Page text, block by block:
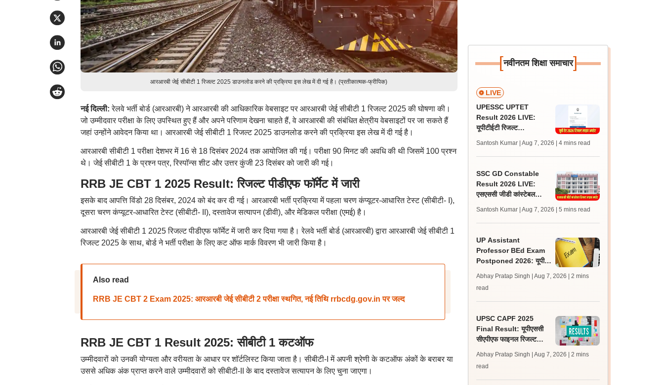
आरआरबी जेई सीबीटी 1 रिजल्ट 2025 डाउनलोड करने की प्रक्रिया इस लेख में दी गई है। (प्रतीकात्मक-फ्रीपिक)
नई दिल्ली:रेलवे भर्ती बोर्ड (आरआरबी) ने आरआरबी की आधिकारिक वेबसाइट पर आरआरबी जेई सीबीटी 1 रिजल्ट 2025 की घोषणा की।
जो उम्मीदवार परीक्षा के लिए उपस्थित हुए हैं और अपने परिणाम देखना चाहते हैं, वे आरआरबी की संबंधित क्षेत्रीय वेबसाइटों पर जा सकते हैं
जहां उन्होंने आवेदन किया था। आरआरबी जेई सीबीटी 1 रिजल्ट 2025 डाउनलोड करने की प्रक्रिया इस लेख में दी गई है।
आरआरबी सीबीटी 1 परीक्षा देशभर में 16 से 18 दिसंबर 2024 तक आयोजित की गई। परीक्षा 90 मिनट की अवधि की थी जिसमें 100 प्रश्न
थे। जेई सीबीटी 1 के प्रश्न पत्र, रिस्पॉन्स शीट और उत्तर कुंजी 23 दिसंबर को जारी की गई।
RRB JE CBT 1 2025 Result: रिजल्ट पीडीएफ फॉर्मेट में जारी
इसके बाद आपत्ति विंडो 28 दिसंबर, 2024 को बंद कर दी गई। आरआरबी भर्ती प्रक्रिया में पहला चरण कंप्यूटर-आधारित टेस्ट (सीबीटी- I),
दूसरा चरण कंप्यूटर-आधारित टेस्ट (सीबीटी- II), दस्तावेज सत्यापन (डीवी), और मेडिकल परीक्षा (एमई) है।
आरआरबी जेई सीबीटी 1 2025 रिजल्ट पीडीएफ फॉर्मेट में जारी कर दिया गया है। रेलवे भर्ती बोर्ड (आरआरबी) द्वारा आरआरबी जेई सीबीटी 1
रिजल्ट 2025 के साथ, बोर्ड ने भर्ती परीक्षा के लिए कट ऑफ मार्क विवरण भी जारी किया है।
Also read
RRB JE CBT 2 Exam 2025: आरआरबी जेई सीबीटी 2 परीक्षा स्थगित, नई तिथि rrbcdg.gov.in पर जल्द
RRB JE CBT 1 Result 2025: सीबीटी 1 कटऑफ
उम्मीदवारों को उनकी योग्यता और वरीयता के आधार पर शॉर्टलिस्ट किया जाता है। सीबीटी-I में अपनी श्रेणी के कटऑफ अंकों के बराबर या
उससे अधिक अंक प्राप्त करने वाले उम्मीदवारों को सीबीटी-II के बाद दस्तावेज सत्यापन के लिए चुना जाएगा।
[नवीनतम शिक्षा समाचार]
LIVE
UPESSC UPTET
Result 2026 LIVE:
यूपीटीईटी रिजल्ट
जल्द, जानें लेटेस्ट अपडेट,
पासिंग मार्क्स
Santosh Kumar | Aug 7, 2026 | 4 mins read
SSC GD Constable
Result 2026 LIVE:
एसएससी जीडी कांस्टेबल
लेटेस्ट अपडेट, स्कोरकार्ड लिंक
Santosh Kumar | Aug 7, 2026 | 5 mins read
UP Assistant
Professor BEd Exam
Postponed 2026: यूपी
स्थगित, नई तिथि बाद में
Abhay Pratap Singh | Aug 7, 2026
| 2 mins
read
UPSC CAPF 2025
Final Result: यूपीएससी
सीएपीएफ फाइनल रिजल्ट
350 अभ्यर्थी चयनित
Abhay Pratap Singh | Aug 7, 2026
| 2 mins
read